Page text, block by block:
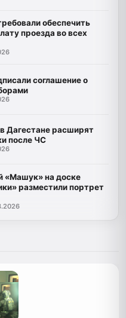
обеспечить
проезда во всех
соглашение о
Дагестане расширят
после ЧС
«Машук» на доске
разместили портрет